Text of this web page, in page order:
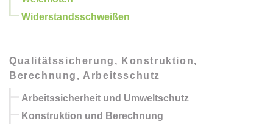
Widerstandsschweißen
Qualitätssicherung, Konstruktion,
Berechnung, Arbeitsschutz
Arbeitssicherheit und Umweltschutz
Konstruktion und Berechnung